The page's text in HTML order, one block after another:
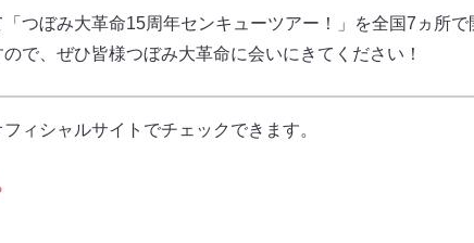
つぼみ大革命15周年センキューツアー！」を全国7ヵ所で
で、ぜひ皆様つぼみ大革命に会いにきてください！
ィシャルサイトでチェックできます。